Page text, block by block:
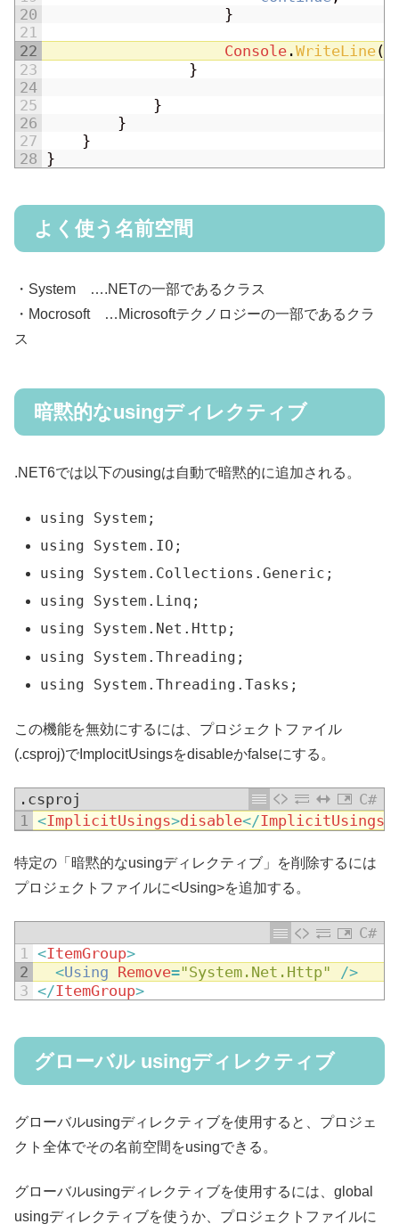
20
21
22
23
24
25
26
27
28
}
Console .WriteLine(
}
}
}
}
}
よく使う名前空間
・System ….NETの一部であるクラス
・Mocrosoft …Microsoftテクノロジーの一部であるクラ
ス
暗黙的なusingディレクティブ
.NET6では以下のusingは自動で暗黙的に追加される。
using System;
using System.IO;
using System.Collections.Generic;
using System.Linq;
using System.Net.Http;
using System.Threading;
using System.Threading.Tasks;
この機能を無効にするには、プロジェクトファイル
(.csproj)でImplocitUsingsをdisableかfalseにする。
.csproj
C#
1 <ImplicitUsings>disable</ImplicitUsings
特定の「暗黙的なusingディレクティブ」を削除するには
プロジェクトファイルに<Using>を追加する。
C#
1
2
3
<ItemGroup>
<Using Remove="System.Net.Http" />
</ItemGroup>
グローバル usingディレクティブ
グローバルusingディレクティブを使用すると、プロジェ
クト全体でその名前空間をusingできる。
グローバルusingディレクティブを使用するには、global
usingディレクティブを使うか、プロジェクトファイルに